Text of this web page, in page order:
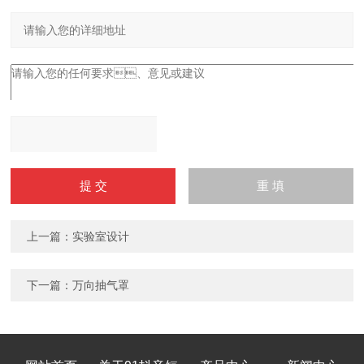
上一篇： 实验室设计
下一篇：万向抽气罩